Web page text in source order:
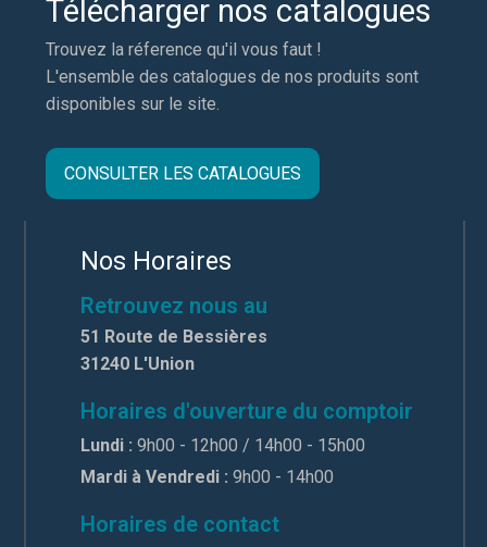
Télécharger nos catalogues
Trouvez la réference qu'il vous faut !
L'ensemble des catalogues de nos produits sont
disponibles sur le site.
CONSULTER LES CATALOGUES
Nos Horaires
Retrouvez nous au
51 Route de Bessières
31240 L'Union
Horaires d'ouverture du comptoir
Lundi : 9h00 - 12h00 / 14h00 - 15h00
Mardi à Vendredi : 9h00 - 14h00
Horaires de contact